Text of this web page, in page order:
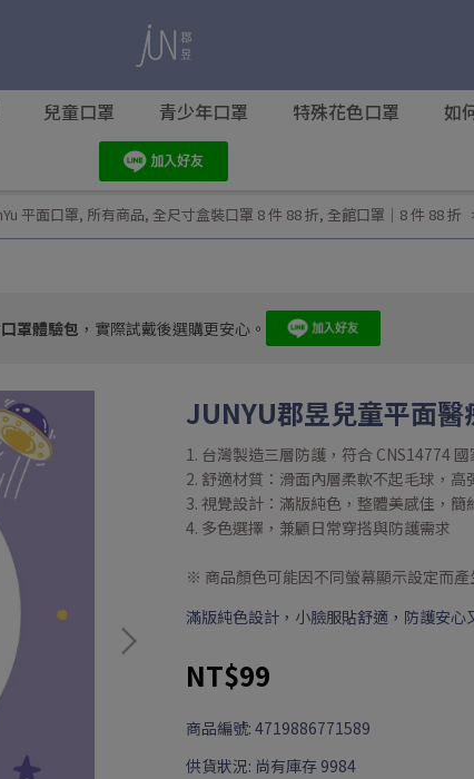
兒童口罩 青少年口罩 特殊花色口罩 如
平面口罩, 所有商品, 全尺寸盒裝口罩 8 件 88 折, 全館口罩｜8 件 88 折
罩體驗包 ，實際試戴後選購更安心。
JUNYU郡昱兒童平面
1. 台灣製造三層防護，符合 CNS14774
2. 舒適材質：滑面內層柔軟不起毛球，
3. 視覺設計：滿版純色，整體美感佳，簡
4. 多色選擇，兼顧日常穿搭與防護需求
※ 商品顏色可能因不同螢幕顯示設定而
滿版純色設計，小臉服貼舒適，防護安心
NT$99
商品編號: 4719886771589
供貨狀況: 尚有庫存 9984